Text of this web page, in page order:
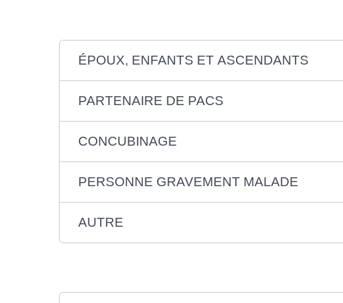
ÉPOUX, ENFANTS ET ASCENDANTS
PARTENAIRE DE PACS
CONCUBINAGE
PERSONNE GRAVEMENT MALADE
AUTRE